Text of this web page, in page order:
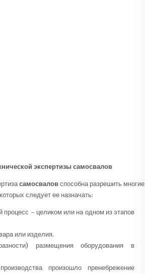
экспертизысамосвалов
самосвалов способна разрешить многие
следует ее назначать:
процесс – целиком или на одном из этапов
или изделия.
размещения оборудования в
произошло пренебрежение